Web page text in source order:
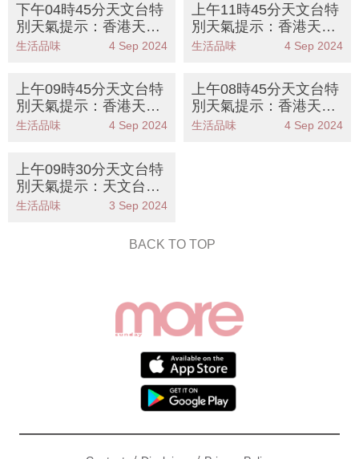
下午04時45分天文台特
別天氣提示：香港天文
台發出一號戒備信號 強
生活品味 4 Sep 2024
上午11時45分天文台特
別天氣提示：香港天文
台發出一號戒備信號 預
生活品味 4 Sep 2024
上午09時45分天文台特
別天氣提示：香港天文
台發出一號戒備信號 預
生活品味 4 Sep 2024
上午08時45分天文台特
別天氣提示：香港天文
台發出一號戒備信號 預
生活品味 4 Sep 2024
上午09時30分天文台特
別天氣提示：天文台預
告發出一號戒備信號 摩
生活品味 3 Sep 2024
BACK TO TOP